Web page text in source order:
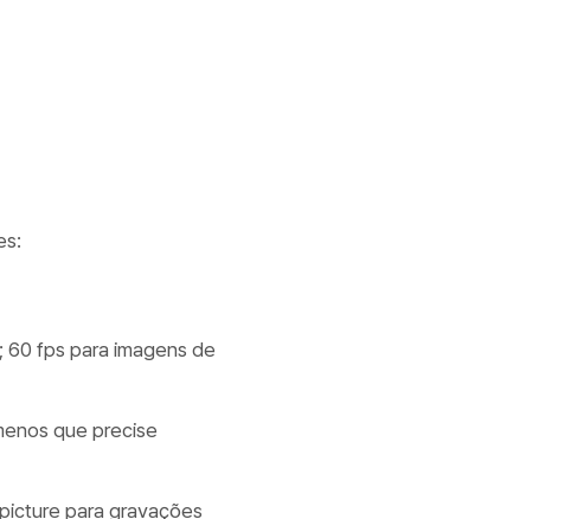
fps para imagens de
que precise
para gravações